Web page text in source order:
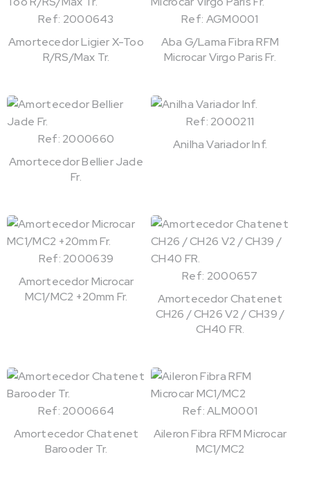
Ref: 2000643
Amortecedor Ligier X-Too
R/RS/Max Tr.
Ref: AGM0001
Aba G/Lama Fibra RFM
Microcar Virgo Paris Fr.
Ref: 2000660
Amortecedor Bellier Jade
Fr.
Ref: 2000211
Anilha Variador Inf.
Ref: 2000639
Amortecedor Microcar
MC1/MC2 +20mm Fr.
Ref: 2000657
Amortecedor Chatenet
CH26 / CH26 V2 / CH39 /
CH40 FR.
Ref: 2000664
Amortecedor Chatenet
Barooder Tr.
Ref: ALM0001
Aileron Fibra RFM Microcar
MC1/MC2